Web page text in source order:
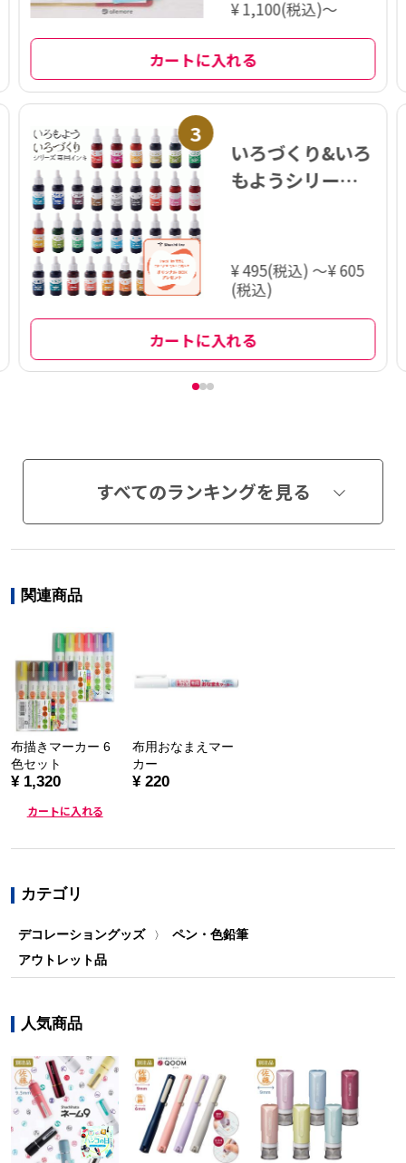
¥ 1,100(税込)～
カートに入れる
3
いろづくり&いろ
もようシリーズ
¥ 495(税込) ～¥ 605
(税込)
カートに入れる
すべてのランキングを見る
関連商品
布描きマーカー 6
色セット
¥ 1,320
カートに入れる
布用おなまえマー
カー
¥ 220
カテゴリ
デコレーショングッズ 〉
ペン・色鉛筆
アウトレット品
人気商品